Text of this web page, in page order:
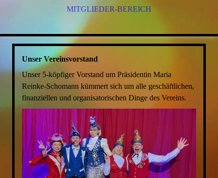
MITGLIEDER-BEREICH
Unser Vereinsvorstand
Unser 5-köpfiger Vorstand um Präsidentin Maria
Reinke-Schomann kümmert sich um alle geschäftlichen,
finanziellen und organisatorischen Dinge des Vereins.